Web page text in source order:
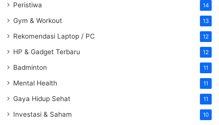
Peristiwa 14
Gym & Workout 13
Rekomendasi Laptop / PC 12
HP & Gadget Terbaru 12
Badminton 11
Mental Health 11
Gaya Hidup Sehat 11
Investasi & Saham 10